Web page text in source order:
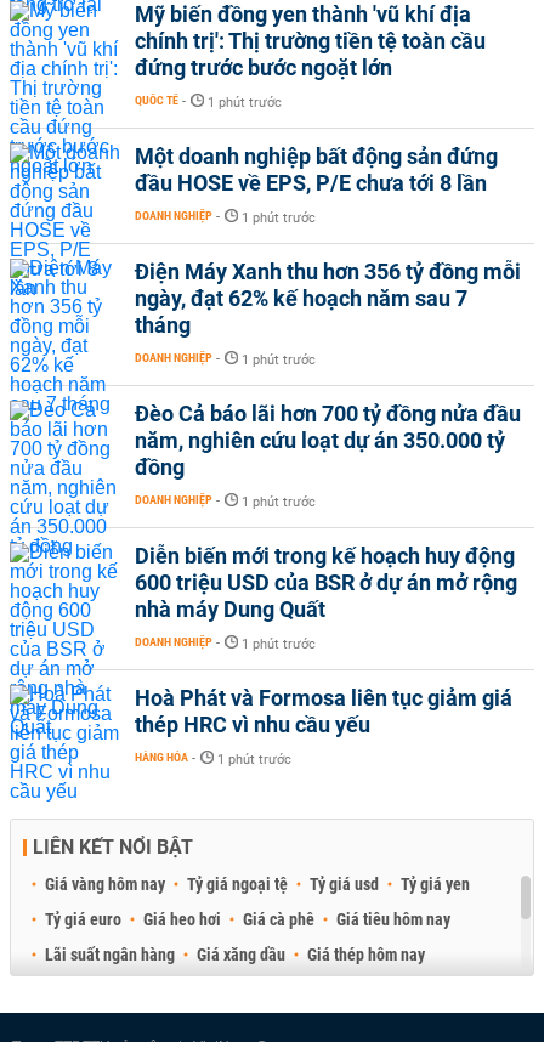
Mỹ biến đồng yen thành 'vũ khí địa
chính trị': Thị trường tiền tệ toàn cầu
đứng trước bước ngoặt lớn
QUỐC TẾ - 1 phút trước
Một doanh nghiệp bất động sản đứng
đầu HOSE về EPS, P/E chưa tới 8 lần
DOANH NGHIỆP - 1 phút trước
Điện Máy Xanh thu hơn 356 tỷ đồng mỗi
ngày, đạt 62% kế hoạch năm sau 7
tháng
DOANH NGHIỆP - 1 phút trước
Đèo Cả báo lãi hơn 700 tỷ đồng nửa đầu
năm, nghiên cứu loạt dự án 350.000 tỷ
đồng
DOANH NGHIỆP - 1 phút trước
Diễn biến mới trong kế hoạch huy động
600 triệu USD của BSR ở dự án mở rộng
nhà máy Dung Quất
DOANH NGHIỆP - 1 phút trước
Hoà Phát và Formosa liên tục giảm giá
thép HRC vì nhu cầu yếu
HÀNG HÓA - 1 phút trước
LIÊN KẾT NỔI BẬT
Giá vàng hôm nay Tỷ giá ngoại tệ Tỷ giá usd
Tỷ giá yen
Tỷ giá euro
Giá heo hơi Giá cà phê
Giá tiêu hôm nay
Lãi suất ngân hàng
Giá xăng dầu
Giá thép hôm nay